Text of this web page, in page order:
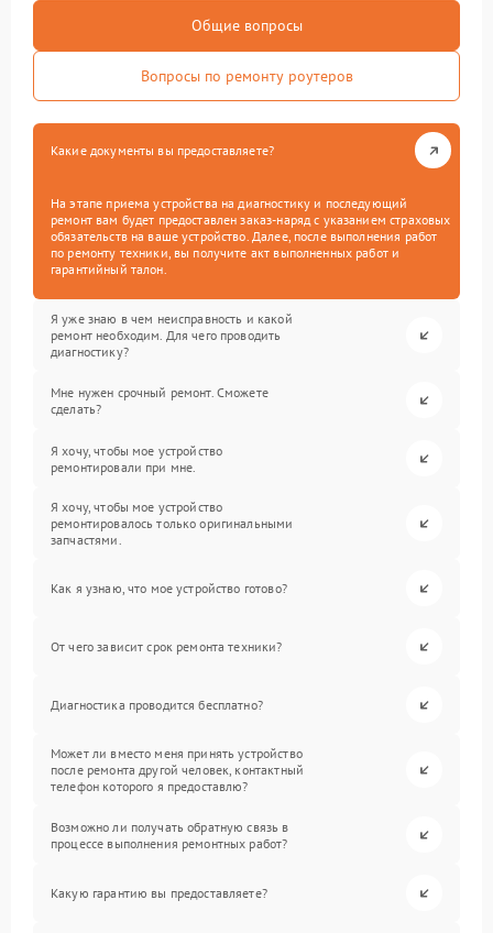
Общие вопросы
Вопросы по ремонту роутеров
Какие документы вы предоставляете?
На этапе приема устройства на диагностику и последующий
ремонт вам будет предоставлен заказ-наряд с указанием страховых
обязательств на ваше устройство. Далее, после выполнения работ
по ремонту техники, вы получите акт выполненных работ и
гарантийный талон.
Я уже знаю в чем неисправность и какой
ремонт необходим. Для чего проводить
диагностику?
Мне нужен срочный ремонт. Сможете
сделать?
Я хочу, чтобы мое устройство
ремонтировали при мне.
Я хочу, чтобы мое устройство
ремонтировалось только оригинальными
запчастями.
Как я узнаю, что мое устройство готово?
От чего зависит срок ремонта техники?
Диагностика проводится бесплатно?
Может ли вместо меня принять устройство
после ремонта другой человек, контактный
телефон которого я предоставлю?
Возможно ли получать обратную связь в
процессе выполнения ремонтных работ?
Какую гарантию вы предоставляете?